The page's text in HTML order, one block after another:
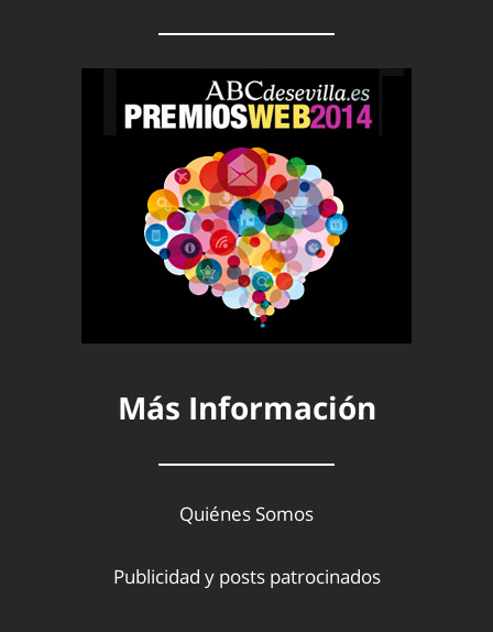
Más Información
Quiénes Somos
Publicidad y posts patrocinados